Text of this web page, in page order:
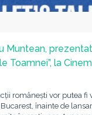
Muntean,
Toamnei”, la
românești vor putea fi
înainte de